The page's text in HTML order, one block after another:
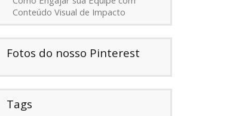
Conteúdo Visual de Impacto
Fotos do nosso Pinterest
Tags